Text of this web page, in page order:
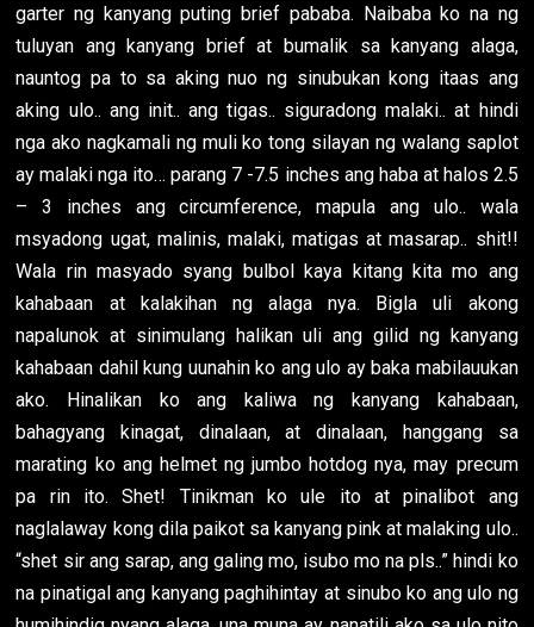
garter ng kanyang puting brief pababa. Naibaba ko na ng
tuluyan ang kanyang brief at bumalik sa kanyang alaga,
nauntog pa to sa aking nuo ng sinubukan kong itaas ang
aking ulo.. ang init.. ang tigas.. siguradong malaki.. at hindi
nga ako nagkamali ng muli ko tong silayan ng walang saplot
ay malaki nga ito… parang 7 -7.5 inches ang haba at halos 2.5
– 3 inches ang circumference, mapula ang ulo.. wala
msyadong ugat, malinis, malaki, matigas at masarap.. shit!!
Wala rin masyado syang bulbol kaya kitang kita mo ang
kahabaan at kalakihan ng alaga nya. Bigla uli akong
napalunok at sinimulang halikan uli ang gilid ng kanyang
kahabaan dahil kung uunahin ko ang ulo ay baka mabilauukan
ako. Hinalikan ko ang kaliwa ng kanyang kahabaan,
bahagyang kinagat, dinalaan, at dinalaan, hanggang sa
marating ko ang helmet ng jumbo hotdog nya, may precum
pa rin ito. Shet! Tinikman ko ule ito at pinalibot ang
naglalaway kong dila paikot sa kanyang pink at malaking ulo..
“shet sir ang sarap, ang galing mo, isubo mo na pls..” hindi ko
na pinatigal ang kanyang paghihintay at sinubo ko ang ulo ng